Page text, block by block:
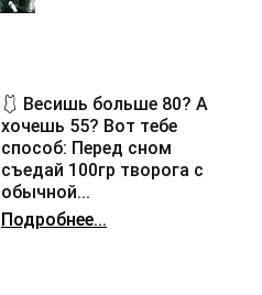
🩱 Весишь больше 80? А
хочешь 55? Вот тебе
способ: Перед сном
съедай 100гр творога с
обычной...
Подробнее...